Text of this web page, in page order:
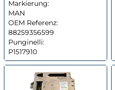
Markierung:
MAN
OEM Referenz:
88259356599
Punginelli:
P1517910